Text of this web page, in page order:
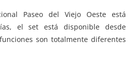
Paseo del Viejo Oeste está
el set está disponible desde
son totalmente diferentes